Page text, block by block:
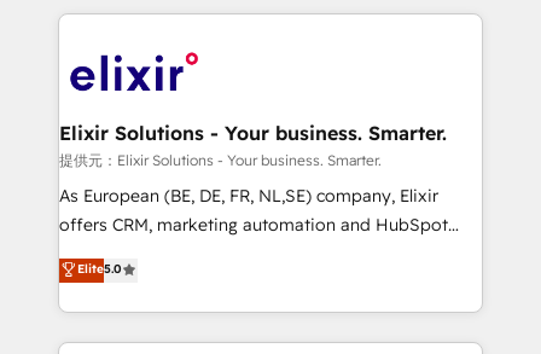
HIPAA-aware; CASL-compliant; GDPR-ready
implementations where required 💡 Why 500+
built to scale.
applications of our solutions; Technical HubSpot
Design, Migrations + Integrations. Mole Street’s
greatness, which is achieved through creating
absolute clarity, derived from a well-defined
strategy, executed well, and reported on with clear
results. The culture is driven by core values; Joy, Grit,
Mindedness, and Clarity. We are driven to win for the
collective good of the company and its clientele, and
Elixir Solutions - Your business. Smarter.
提供元：Elixir Solutions - Your business. Smarter.
As European (BE, DE, FR, NL,SE) company, Elixir
offers CRM, marketing automation and HubSpot
integration products and services to mid-market
and enterprise customers. We ensure that your sales,
service and marketing department operates in the
most effective way, while at the same time
Elite5.0